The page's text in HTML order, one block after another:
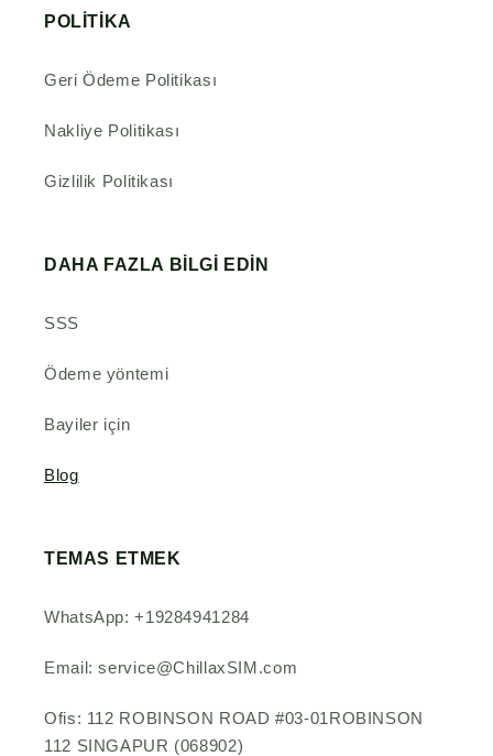
POLİTİKA
Geri Ödeme Politikası
Nakliye Politikası
Gizlilik Politikası
DAHA FAZLA BİLGİ EDİN
SSS
Ödeme yöntemi
Bayiler için
Blog
TEMAS ETMEK
WhatsApp: +19284941284
Email: service@ChillaxSIM.com
Ofis: 112 ROBINSON ROAD #03-01ROBINSON
112 SINGAPUR (068902)